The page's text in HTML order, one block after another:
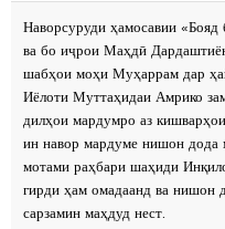
Наворсуруди ҳамосавии «Бояд
ва бо иҷрои Маҳдӣ
шабҳои моҳи Муҳаррам дар
Иёлоти Муттаҳидаи Амрико
дилҳои мардумро аз
ин навор мардуме нишон дода
мотами раҳбари шаҳиди
гирди ҳам омадаанд ва нишон
сарзамин маҳдуд нест.